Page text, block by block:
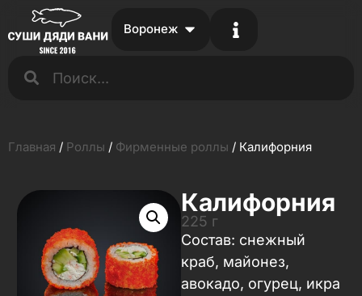
Воронеж
Главная / Роллы / Фирменные роллы / Калифорния
Калифорния
225 г
Состав: снежный
краб, майонез,
авокадо, огурец, икра